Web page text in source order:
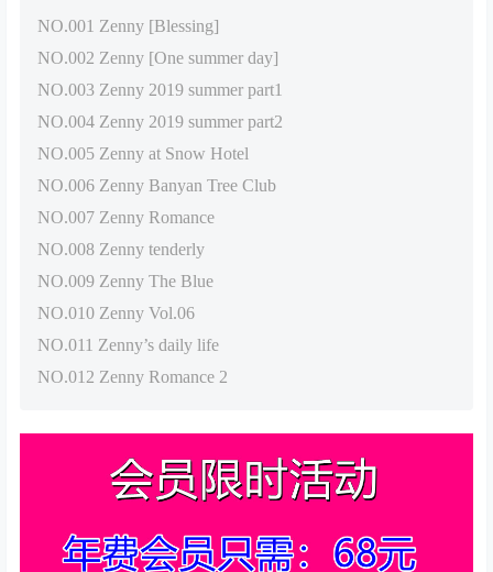
NO.001 Zenny [Blessing]
NO.002 Zenny [One summer day]
NO.003 Zenny 2019 summer part1
NO.004 Zenny 2019 summer part2
NO.005 Zenny at Snow Hotel
NO.006 Zenny Banyan Tree Club
NO.007 Zenny Romance
NO.008 Zenny tenderly
NO.009 Zenny The Blue
NO.010 Zenny Vol.06
NO.011 Zenny’s daily life
NO.012 Zenny Romance 2